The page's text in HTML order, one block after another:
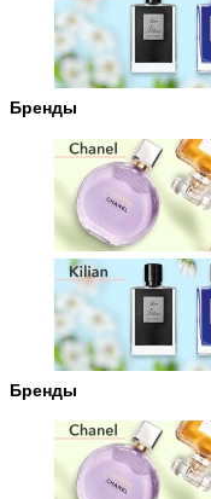
Бренды
Бренды